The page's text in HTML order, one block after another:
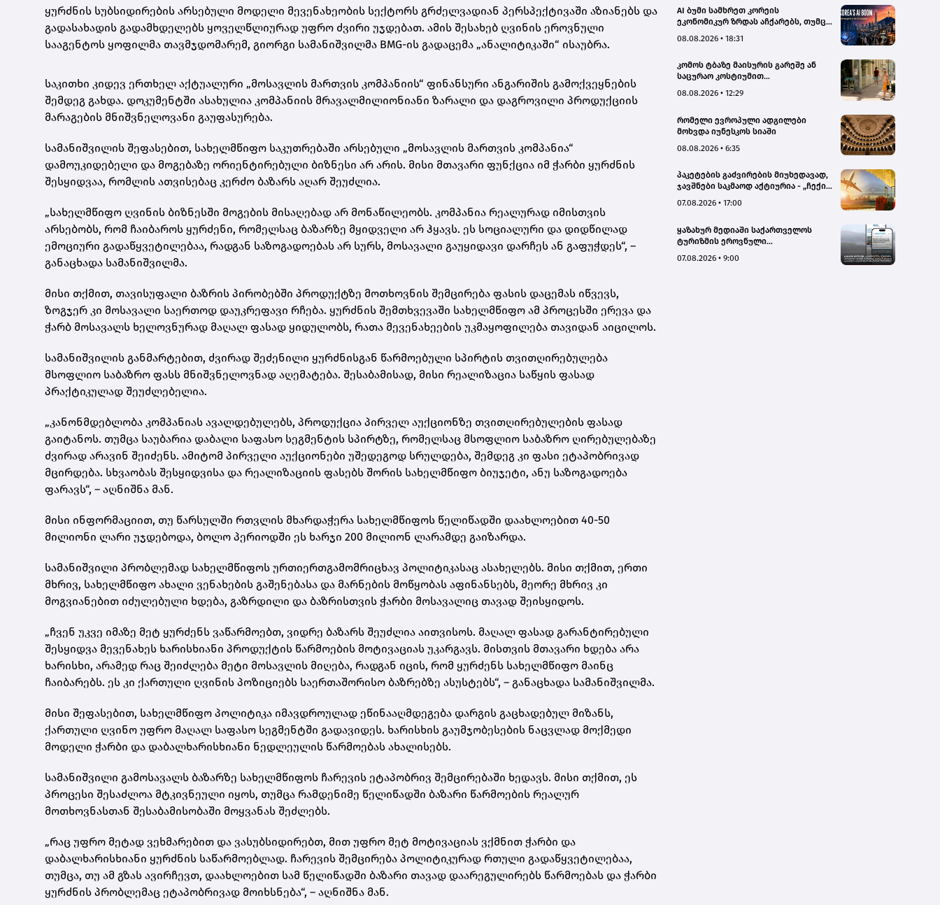
ყურძნის სუბსიდირების არსებული მოდელი მევენახეობის სექტორს გრძელვადიან პერსპექტივაში აზიანებს და
გადასახადის გადამხდელებს ყოველწლიურად უფრო ძვირი უჯდებათ. ამის შესახებ ღვინის ეროვნული
სააგენტოს ყოფილმა თავმჯდომარემ, გიორგი სამანიშვილმა BMG-ის გადაცემა „ანალიტიკაში“ ისაუბრა.
საკითხი კიდევ ერთხელ აქტუალური „მოსავლის მართვის კომპანიის“ ფინანსური ანგარიშის გამოქვეყნების
შემდეგ გახდა. დოკუმენტში ასახულია კომპანიის მრავალმილიონიანი ზარალი და დაგროვილი პროდუქციის
მარაგების მნიშვნელოვანი გაუფასურება.
სამანიშვილის შეფასებით, სახელმწიფო საკუთრებაში არსებული „მოსავლის მართვის კომპანია“
დამოუკიდებელი და მოგებაზე ორიენტირებული ბიზნესი არ არის. მისი მთავარი ფუნქცია იმ ჭარბი ყურძნის
შესყიდვაა, რომლის ათვისებაც კერძო ბაზარს აღარ შეუძლია.
„სახელმწიფო ღვინის ბიზნესში მოგების მისაღებად არ მონაწილეობს. კომპანია რეალურად იმისთვის
არსებობს, რომ ჩაიბაროს ყურძენი, რომელსაც ბაზარზე მყიდველი არ ჰყავს. ეს სოციალური და დიდწილად
ემოციური გადაწყვეტილებაა, რადგან საზოგადოებას არ სურს, მოსავალი გაუყიდავი დარჩეს ან გაფუჭდეს“, –
განაცხადა სამანიშვილმა.
მისი თქმით, თავისუფალი ბაზრის პირობებში პროდუქტზე მოთხოვნის შემცირება ფასის დაცემას იწვევს,
ზოგჯერ კი მოსავალი საერთოდ დაუკრეფავი რჩება. ყურძნის შემთხვევაში სახელმწიფო ამ პროცესში ერევა და
ჭარბ მოსავალს ხელოვნურად მაღალ ფასად ყიდულობს, რათა მევენახეების უკმაყოფილება თავიდან აიცილოს.
სამანიშვილის განმარტებით, ძვირად შეძენილი ყურძნისგან წარმოებული სპირტის თვითღირებულება
მსოფლიო საბაზრო ფასს მნიშვნელოვნად აღემატება. შესაბამისად, მისი რეალიზაცია საწყის ფასად
პრაქტიკულად შეუძლებელია.
„კანონმდებლობა კომპანიას ავალდებულებს, პროდუქცია პირველ აუქციონზე თვითღირებულების ფასად
გაიტანოს. თუმცა საუბარია დაბალი საფასო სეგმენტის სპირტზე, რომელსაც მსოფლიო საბაზრო ღირებულებაზე
ძვირად არავინ შეიძენს. ამიტომ პირველი აუქციონები უშედეგოდ სრულდება, შემდეგ კი ფასი ეტაპობრივად
მცირდება. სხვაობას შესყიდვისა და რეალიზაციის ფასებს შორის სახელმწიფო ბიუჯეტი, ანუ საზოგადოება
ფარავს“, – აღნიშნა მან.
მისი ინფორმაციით, თუ წარსულში რთვლის მხარდაჭერა სახელმწიფოს წელიწადში დაახლოებით 40-50
მილიონი ლარი უჯდებოდა, ბოლო პერიოდში ეს ხარჯი 200 მილიონ ლარამდე გაიზარდა.
სამანიშვილი პრობლემად სახელმწიფოს ურთიერთგამომრიცხავ პოლიტიკასაც ასახელებს. მისი თქმით, ერთი
მხრივ, სახელმწიფო ახალი ვენახების გაშენებასა და მარნების მოწყობას აფინანსებს, მეორე მხრივ კი
მოგვიანებით იძულებული ხდება, გაზრდილი და ბაზრისთვის ჭარბი მოსავალიც თავად შეისყიდოს.
„ჩვენ უკვე იმაზე მეტ ყურძენს ვაწარმოებთ, ვიდრე ბაზარს შეუძლია აითვისოს. მაღალ ფასად გარანტირებული
შესყიდვა მევენახეს ხარისხიანი პროდუქტის წარმოების მოტივაციას უკარგავს. მისთვის მთავარი ხდება არა
ხარისხი, არამედ რაც შეიძლება მეტი მოსავლის მიღება, რადგან იცის, რომ ყურძენს სახელმწიფო მაინც
ჩაიბარებს. ეს კი ქართული ღვინის პოზიციებს საერთაშორისო ბაზრებზე ასუსტებს“, – განაცხადა სამანიშვილმა.
მისი შეფასებით, სახელმწიფო პოლიტიკა იმავდროულად ეწინააღმდეგება დარგის გაცხადებულ მიზანს,
ქართული ღვინო უფრო მაღალ საფასო სეგმენტში გადავიდეს. ხარისხის გაუმჯობესების ნაცვლად მოქმედი
მოდელი ჭარბი და დაბალხარისხიანი ნედლეულის წარმოებას ახალისებს.
სამანიშვილი გამოსავალს ბაზარზე სახელმწიფოს ჩარევის ეტაპობრივ შემცირებაში ხედავს. მისი თქმით, ეს
პროცესი შესაძლოა მტკივნეული იყოს, თუმცა რამდენიმე წელიწადში ბაზარი წარმოების რეალურ
მოთხოვნასთან შესაბამისობაში მოყვანას შეძლებს.
„რაც უფრო მეტად ვეხმარებით და ვასუბსიდირებთ, მით უფრო მეტ მოტივაციას ვქმნით ჭარბი და
დაბალხარისხიანი ყურძნის საწარმოებლად. ჩარევის შემცირება პოლიტიკურად რთული გადაწყვეტილებაა,
თუმცა, თუ ამ გზას ავირჩევთ, დაახლოებით სამ წელიწადში ბაზარი თავად დაარეგულირებს წარმოებას და ჭარბი
ყურძნის პრობლემაც ეტაპობრივად მოიხსნება“, – აღნიშნა მან.
AI ბუმი სამხრეთ კორეის
ეკონომიკურ ზრდას აჩქარებს, თუმცა
08.08.2026 • 18:31
კომოს ტბაზე მაისურის გარეშე ან
საცურაო კოსტიუმით
ევრომდე დააჯარიმებენ
08.08.2026 • 12:29
რომელი ევროპული ადგილები
მოხვდა იუნესკოს სიაში
08.08.2026 • 6:35
პაკეტების გაძვირების მიუხედავად,
ჯავშნები საკმაოდ აქტიურია - „ჩექინ
07.08.2026 • 17:00
ყაზახურ მედიაში საქართველოს
ტურიზმის ეროვნული
კამპანიის ფარგლებში სტატიები
07.08.2026 • 9:00